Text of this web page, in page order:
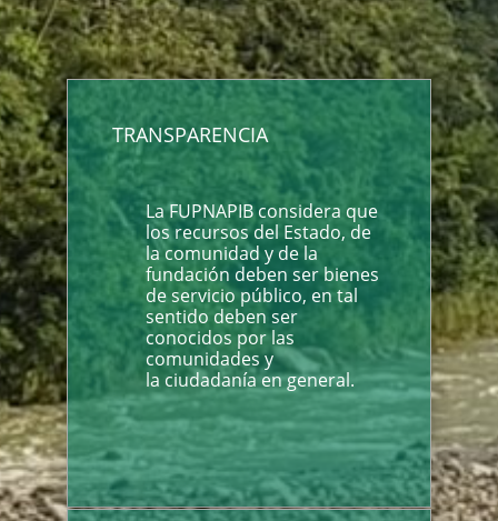
TRANSPARENCIA
La FUPNAPIB considera que
los recursos del Estado, de
la comunidad y de la
fundación deben ser bienes
de servicio público, en tal
sentido deben ser
conocidos por las
comunidades y
la ciudadanía en general.